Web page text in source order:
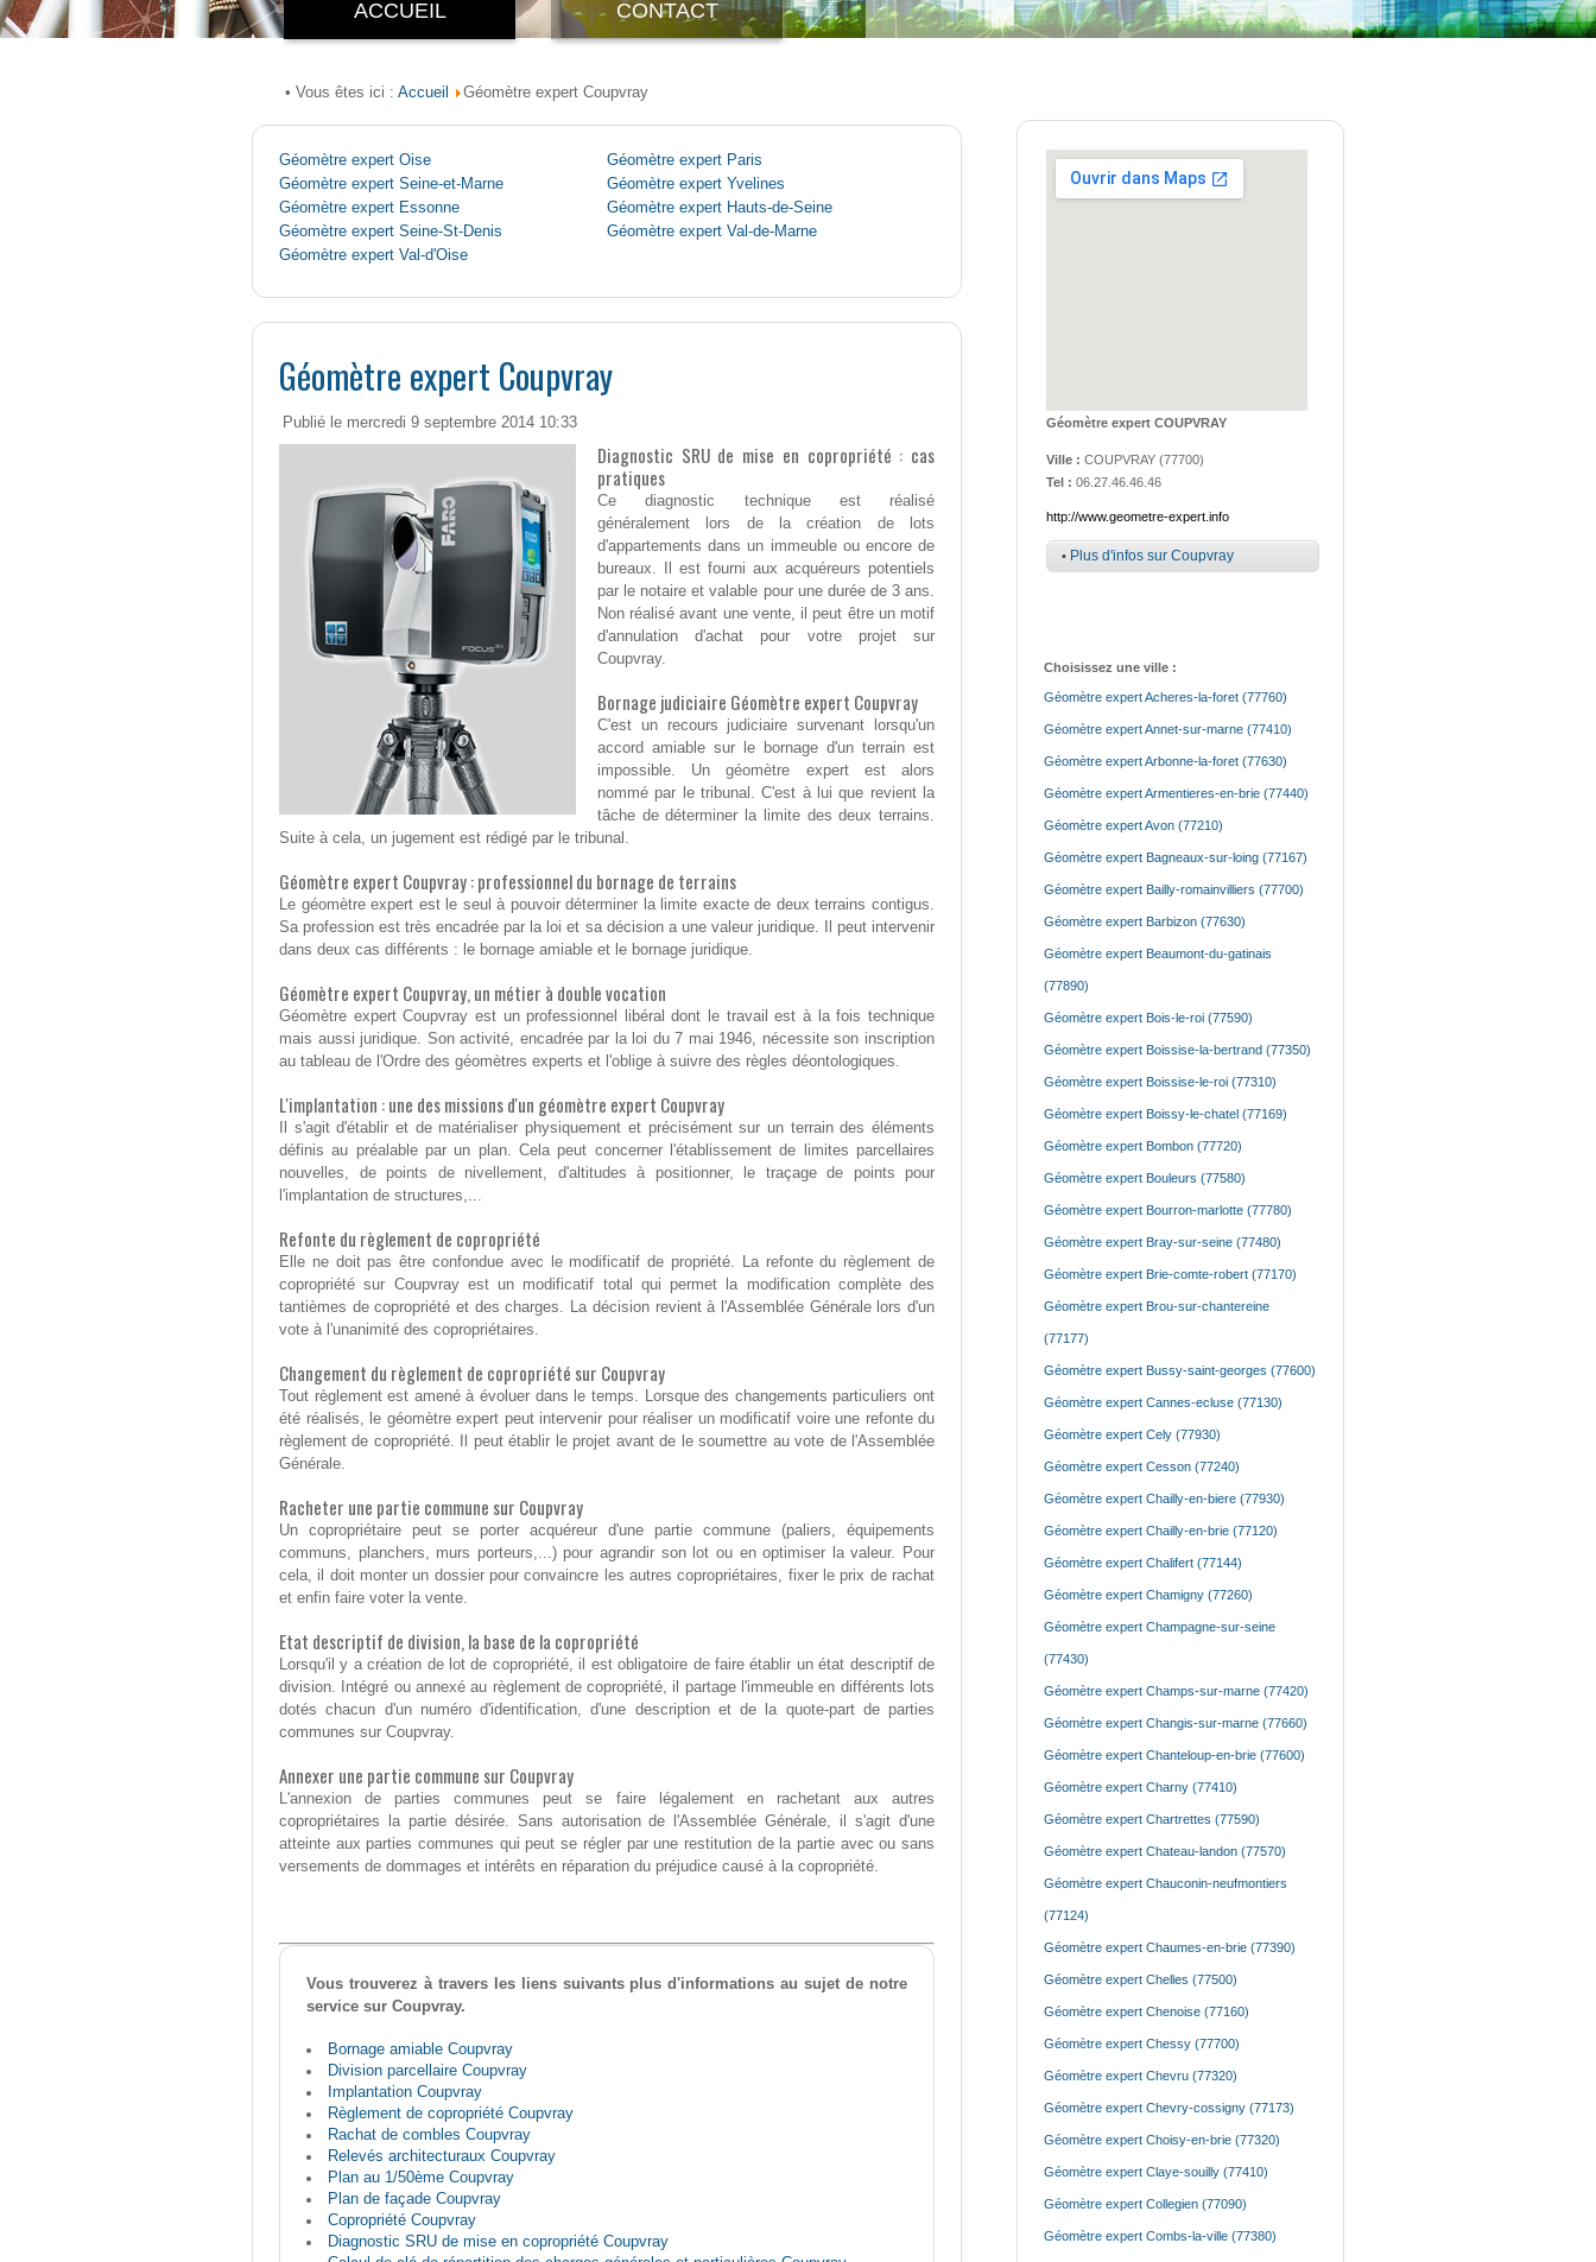
ACCUEIL CONTACT
• Vous êtes ici : Accueil Géomètre expert Coupvray
Géomètre expert Oise
Géomètre expert Paris
Géomètre expert Seine-et-Marne
Géomètre expert Yvelines
Géomètre expert Essonne
Géomètre expert Hauts-de-Seine
Géomètre expert Seine-St-Denis
Géomètre expert Val-de-Marne
Géomètre expert Val-d'Oise
Géomètre expert Coupvray
Publié le mercredi 9 septembre 2014 10:33
Diagnostic SRU de mise en copropriété : cas
pratiques
Ce diagnostic technique est réalisé
généralement lors de la création de lots
d'appartements dans un immeuble ou encore de
bureaux. Il est fourni aux acquéreurs potentiels
par le notaire et valable pour une durée de 3 ans.
Non réalisé avant une vente, il peut être un motif
d'annulation d'achat pour votre projet sur
Coupvray.
Bornage judiciaire Géomètre expert Coupvray
C'est un recours judiciaire survenant lorsqu'un
accord amiable sur le bornage d'un terrain est
impossible. Un géomètre expert est alors
nommé par le tribunal. C'est à lui que revient la
tâche de déterminer la limite des deux terrains.
Suite à cela, un jugement est rédigé par le tribunal.
Géomètre expert Coupvray : professionnel du bornage de terrains
Le géomètre expert est le seul à pouvoir déterminer la limite exacte de deux terrains contigus.
Sa profession est très encadrée par la loi et sa décision a une valeur juridique. Il peut intervenir
dans deux cas différents : le bornage amiable et le bornage juridique.
Géomètre expert Coupvray, un métier à double vocation
Géomètre expert Coupvray est un professionnel libéral dont le travail est à la fois technique
mais aussi juridique. Son activité, encadrée par la loi du 7 mai 1946, nécessite son inscription
au tableau de l'Ordre des géomètres experts et l'oblige à suivre des règles déontologiques.
L'implantation : une des missions d'un géomètre expert Coupvray
Il s'agit d'établir et de matérialiser physiquement et précisément sur un terrain des éléments
définis au préalable par un plan. Cela peut concerner l'établissement de limites parcellaires
nouvelles, de points de nivellement, d'altitudes à positionner, le traçage de points pour
l'implantation de structures,...
Refonte du règlement de copropriété
Elle ne doit pas être confondue avec le modificatif de propriété. La refonte du règlement de
copropriété sur Coupvray est un modificatif total qui permet la modification complète des
tantièmes de copropriété et des charges. La décision revient à l'Assemblée Générale lors d'un
vote à l'unanimité des copropriétaires.
Changement du règlement de copropriété sur Coupvray
Tout règlement est amené à évoluer dans le temps. Lorsque des changements particuliers ont
été réalisés, le géomètre expert peut intervenir pour réaliser un modificatif voire une refonte du
règlement de copropriété. Il peut établir le projet avant de le soumettre au vote de l'Assemblée
Générale.
Racheter une partie commune sur Coupvray
Un copropriétaire peut se porter acquéreur d'une partie commune (paliers, équipements
communs, planchers, murs porteurs,...) pour agrandir son lot ou en optimiser la valeur. Pour
cela, il doit monter un dossier pour convaincre les autres copropriétaires, fixer le prix de rachat
et enfin faire voter la vente.
Etat descriptif de division, la base de la copropriété
Lorsqu'il y a création de lot de copropriété, il est obligatoire de faire établir un état descriptif de
division. Intégré ou annexé au règlement de copropriété, il partage l'immeuble en différents lots
dotés chacun d'un numéro d'identification, d'une description et de la quote-part de parties
communes sur Coupvray.
Annexer une partie commune sur Coupvray
L'annexion de parties communes peut se faire légalement en rachetant aux autres
copropriétaires la partie désirée. Sans autorisation de l'Assemblée Générale, il s'agit d'une
atteinte aux parties communes qui peut se régler par une restitution de la partie avec ou sans
versements de dommages et intérêts en réparation du préjudice causé à la copropriété.
Vous trouverez à travers les liens suivants plus d'informations au sujet de notre
service sur Coupvray.
Bornage amiable Coupvray
Division parcellaire Coupvray
Implantation Coupvray
Règlement de copropriété Coupvray
Rachat de combles Coupvray
Relevés architecturaux Coupvray
Plan au 1/50ème Coupvray
Plan de façade Coupvray
Copropriété Coupvray
Diagnostic SRU de mise en copropriété Coupvray
Géomètre expert COUPVRAY
Ville : COUPVRAY (77700)
Tel : 06.27.46.46.46
http://www.geometre-expert.info
• Plus d'infos sur Coupvray
Choisissez une ville :
Géomètre expert Acheres-la-foret (77760)
Géomètre expert Annet-sur-marne (77410)
Géomètre expert Arbonne-la-foret (77630)
Géomètre expert Armentieres-en-brie (77440)
Géomètre expert Avon (77210)
Géomètre expert Bagneaux-sur-loing (77167)
Géomètre expert Bailly-romainvilliers (77700)
Géomètre expert Barbizon (77630)
Géomètre expert Beaumont-du-gatinais
(77890)
Géomètre expert Bois-le-roi (77590)
Géomètre expert Boissise-la-bertrand (77350)
Géomètre expert Boissise-le-roi (77310)
Géomètre expert Boissy-le-chatel (77169)
Géomètre expert Bombon (77720)
Géomètre expert Bouleurs (77580)
Géomètre expert Bourron-marlotte (77780)
Géomètre expert Bray-sur-seine (77480)
Géomètre expert Brie-comte-robert (77170)
Géomètre expert Brou-sur-chantereine
(77177)
Géomètre expert Bussy-saint-georges (77600)
Géomètre expert Cannes-ecluse (77130)
Géomètre expert Cely (77930)
Géomètre expert Cesson (77240)
Géomètre expert Chailly-en-biere (77930)
Géomètre expert Chailly-en-brie (77120)
Géomètre expert Chalifert (77144)
Géomètre expert Chamigny (77260)
Géomètre expert Champagne-sur-seine
(77430)
Géomètre expert Champs-sur-marne (77420)
Géomètre expert Changis-sur-marne (77660)
Géomètre expert Chanteloup-en-brie (77600)
Géomètre expert Charny (77410)
Géomètre expert Chartrettes (77590)
Géomètre expert Chateau-landon (77570)
Géomètre expert Chauconin-neufmontiers
(77124)
Géomètre expert Chaumes-en-brie (77390)
Géomètre expert Chelles (77500)
Géomètre expert Chenoise (77160)
Géomètre expert Chessy (77700)
Géomètre expert Chevru (77320)
Géomètre expert Chevry-cossigny (77173)
Géomètre expert Choisy-en-brie (77320)
Géomètre expert Claye-souilly (77410)
Géomètre expert Collegien (77090)
Géomètre expert Combs-la-ville (77380)